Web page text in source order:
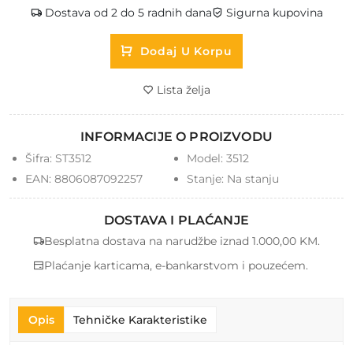
Dostava od 2 do 5 radnih dana Sigurna kupovina
Dodaj U Korpu
Lista želja
INFORMACIJE O PROIZVODU
Šifra: ST3512 Model: 3512
EAN: 8806087092257 Stanje: Na stanju
DOSTAVA I PLAĆANJE
Besplatna dostava na narudžbe iznad 1.000,00 KM.
Plaćanje karticama, e-bankarstvom i pouzećem.
Opis Tehničke Karakteristike